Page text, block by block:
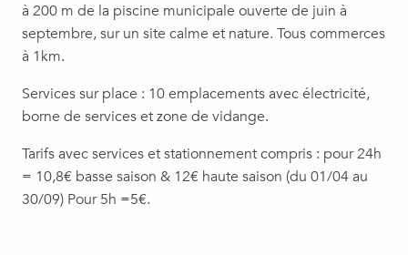
à 200 m de la piscine municipale ouverte de juin à
septembre, sur un site calme et nature. Tous commerces
à 1km.
Services sur place : 10 emplacements avec électricité,
borne de services et zone de vidange.
Tarifs avec services et stationnement compris : pour 24h
= 10,8€ basse saison & 12€ haute saison (du 01/04 au
30/09) Pour 5h =5€.